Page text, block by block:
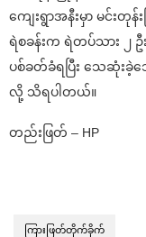
ကျေးရွာအနီးမှာ မင်းတုန်
ရဲစခန်းက ရဲတပ်သား ၂
ပစ်ခတ်ခံရပြီး‌ သေဆုံးခဲ့
လို့ သိရပါတယ်။
တည်းဖြတ် – HP
ကြားဖြတ်တိုက်ခိုက်